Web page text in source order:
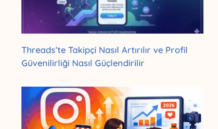
Threads’te Takipçi Nasıl Artırılır ve Profil
Güvenilirliği Nasıl Güçlendirilir